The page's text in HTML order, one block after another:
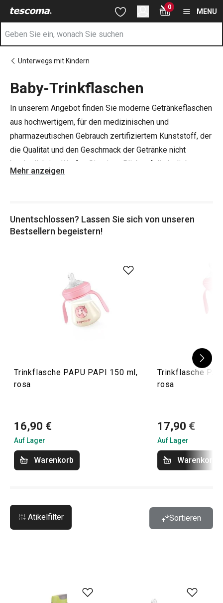
Sie befinden sich auf der Baby-Trinkflaschen Seite
Zum Hauptinhalt springen
Zur Suche springen
Zur Navigation springen 0
MENU
Unterwegs mit Kindern
Baby-Trinkflaschen
In unserem Angebot finden Sie moderne Getränkeflaschen
aus hochwertigem, für den medizinischen und
pharmazeutischen Gebrauch zertifiziertem Kunststoff, der
die Qualität und den Geschmack der Getränke nicht
beeinträchtigt. Werfen Sie einen Blick auf die beliebte
ProduktliniePAPU PAPI
Mehr anzeigen
Unentschlossen? Lassen Sie sich von unseren
Bestsellern begeistern!
Trinkflasche PAPU PAPI 150 ml,
rosa
16,90 €
Auf Lager
Warenkorb
Trinkflasche
rosa
17,90 €
Auf Lager
Warenkorb
Atikelfilter Sortieren